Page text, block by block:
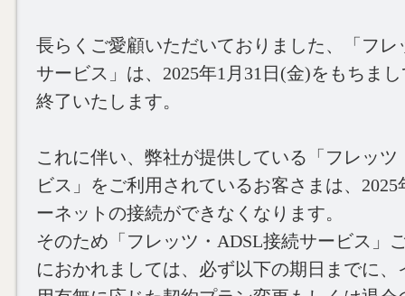
長らくご愛顧いただいておりました、「フレ
サービス」は、2025年1月31日(金)をもちま
終了いたします。
これに伴い、弊社が提供している「フレッツ
ビス」をご利用されているお客さまは、
ーネットの接続ができなくなります。
そのため「フレッツ・ADSL接続サービス」
におかれましては、必ず以下の期日までに、